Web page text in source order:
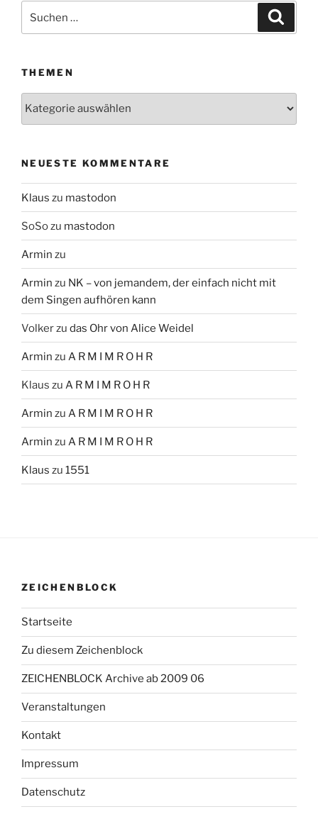
nach:
THEMEN
Themen
NEUESTE KOMMENTARE
Klaus zu mastodon
SoSozu mastodon
Armin zu
Armin zu NK – von jemandem, der einfach nicht mit
dem Singen aufhören kann
Volkerzu das Ohr von Alice Weidel
Armin zu A R M I M R O H R
Klaus zu A R M I M R O H R
Armin zu A R M I M R O H R
Armin zu A R M I M R O H R
Klaus zu 1551
ZEICHENBLOCK
Startseite
Zu diesem Zeichenblock
ZEICHENBLOCK Archive ab 2009 06
Veranstaltungen
Kontakt
Impressum
Datenschutz